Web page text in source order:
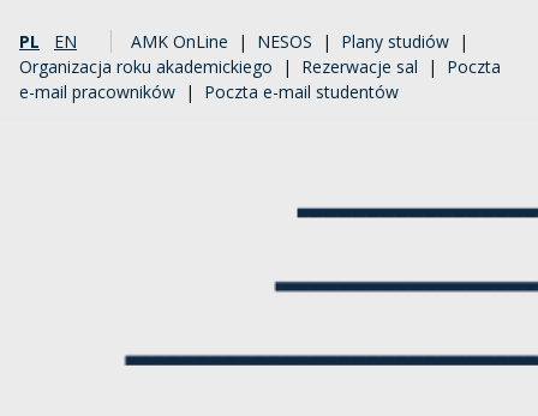
PL EN AMK OnLine | NESOS | Plany studiów |
Organizacja roku akademickiego | Rezerwacje sal | Poczta
e-mail pracowników | Poczta e-mail studentów